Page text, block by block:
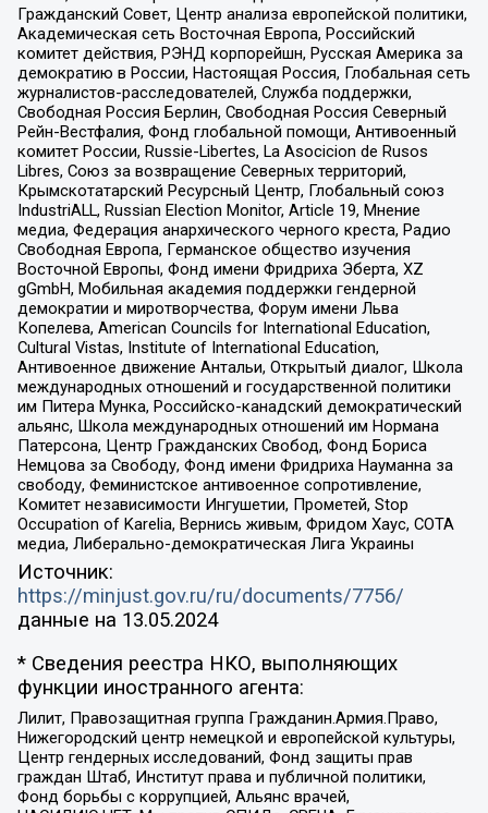
Гражданский Совет, Центр анализа европейской политики,
Академическая сеть Восточная Европа, Российский
комитет действия, РЭНД корпорейшн, Русская Америка за
демократию в России, Настоящая Россия, Глобальная сеть
журналистов-расследователей, Служба поддержки,
Свободная Россия Берлин, Свободная Россия Северный
Рейн-Вестфалия, Фонд глобальной помощи, Антивоенный
комитет России, Russie-Libertes, La Asocicion de Rusos
Libres, Союз за возвращение Северных территорий,
Крымскотатарский Ресурсный Центр, Глобальный союз
IndustriALL, Russian Election Monitor, Article 19, Мнение
медиа, Федерация анархического черного креста, Радио
Свободная Европа, Германское общество изучения
Восточной Европы, Фонд имени Фридриха Эберта, XZ
gGmbH, Мобильная академия поддержки гендерной
демократии и миротворчества, Форум имени Льва
Копелева, American Councils for International Education,
Cultural Vistas, Institute of International Education,
Антивоенное движение Антальи, Открытый диалог, Школа
международных отношений и государственной политики
им Питера Мунка, Российско-канадский демократический
альянс, Школа международных отношений им Нормана
Патерсона, Центр Гражданских Свобод, Фонд Бориса
Немцова за Свободу, Фонд имени Фридриха Науманна за
свободу, Феминистское антивоенное сопротивление,
Комитет независимости Ингушетии, Прометей, Stop
Occupation of Karelia, Вернись живым, Фридом Хаус, СОТА
медиа, Либерально-демократическая Лига Украины
Источник:
https://minjust.gov.ru/ru/documents/7756/
данные на 13.05.2024
* Сведения реестра НКО, выполняющих
функции иностранного агента:
Лилит, Правозащитная группа Гражданин.Армия.Право,
Нижегородский центр немецкой и европейской культуры,
Центр гендерных исследований, Фонд защиты прав
граждан Штаб, Институт права и публичной политики,
Фонд борьбы с коррупцией, Альянс врачей,